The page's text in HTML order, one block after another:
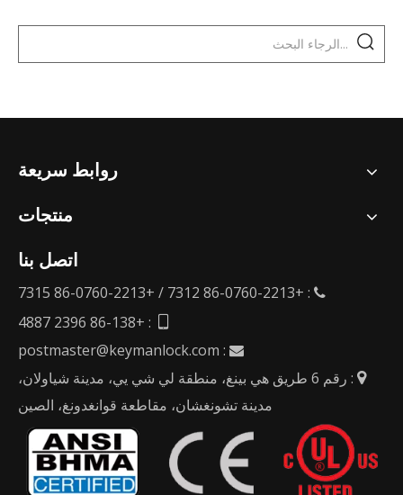
روابط سريعة
منتجات
اتصل بنا

: +86-0760-2213 7312 / +86-0760-2213 7315

: +86-138 2396 4887

:
postmaster@keymanlock.com

: رقم 6 طريق هي بينغ، منطقة لي شي يي، مدينة شياولان،
مدينة تشونغشان، مقاطعة قوانغدونغ، الصين